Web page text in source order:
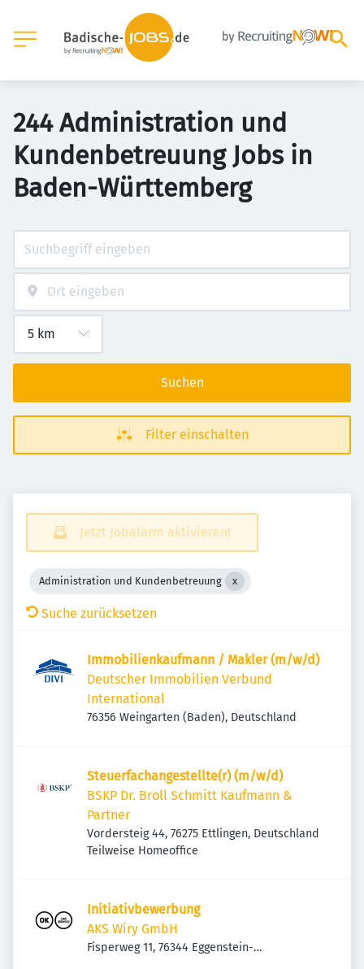
244 Administration und
Kundenbetreuung Jobs in
Baden-Württemberg
Suchen
Filter einschalten
Jetzt Jobalarm aktivieren!
Administration und Kundenbetreuung
Suche zurücksetzen
Immobilienkaufmann / Makler (m/w/d)
Deutscher Immobilien Verbund
International
76356 Weingarten (Baden), Deutschland
Steuerfachangestellte(r) (m/w/d)
BSKP Dr. Broll Schmitt Kaufmann &
Partner
Vordersteig 44, 76275 Ettlingen, Deutschland
Teilweise Homeoffice
Initiativbewerbung
AKS Wiry GmbH
Fisperweg 11, 76344 Eggenstein-